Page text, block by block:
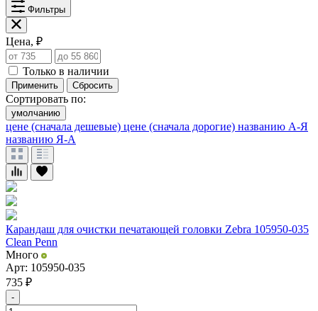
Фильтры
Цена, ₽
Только в наличии
Применить Сбросить
Сортировать по:
умолчанию
цене (сначала дешевые) цене (сначала дорогие) названию А-Я
названию Я-А
Карандаш для очистки печатающей головки Zebra 105950-035
Clean Penn
Много
Арт: 105950-035
735 ₽
-